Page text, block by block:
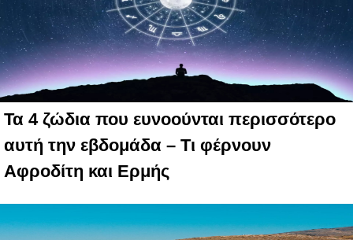
Τα 4 ζώδια που ευνοούνται περισσότερο
αυτή την εβδομάδα – Τι φέρνουν
Αφροδίτη και Ερμής